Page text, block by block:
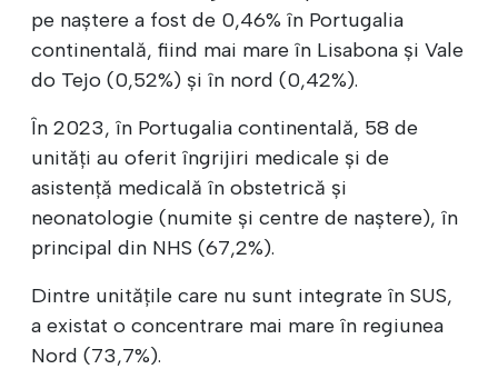
pe naștere a fost de 0,46% în Portugalia
continentală, fiind mai mare în Lisabona și Vale
do Tejo (0,52%) și în nord (0,42%).
În 2023, în Portugalia continentală, 58 de
unități au oferit îngrijiri medicale și de
asistență medicală în obstetrică și
neonatologie (numite și centre de naștere), în
principal din NHS (67,2%).
Dintre unitățile care nu sunt integrate în SUS,
a existat o concentrare mai mare în regiunea
Nord (73,7%).